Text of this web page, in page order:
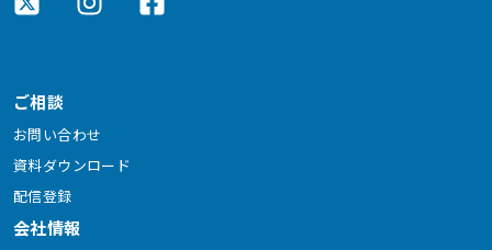
ご相談
お問い合わせ
資料ダウンロード
配信登録
会社情報